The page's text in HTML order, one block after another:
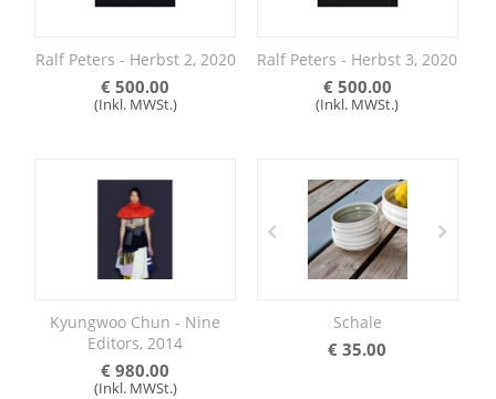
Ralf Peters - Herbst 2, 2020
€ 500.00
(Inkl. MWSt.)
Ralf Peters - Herbst 3, 2020
€ 500.00
(Inkl. MWSt.)
Kyungwoo Chun - Nine
Editors, 2014
€ 980.00
(Inkl. MWSt.)
Schale
€ 35.00